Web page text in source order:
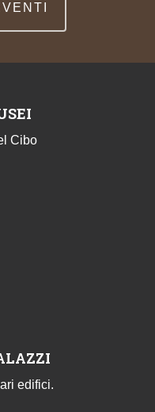
Cibo
edifici.